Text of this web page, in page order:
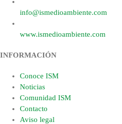
info@ismedioambiente.com
www.ismedioambiente.com
INFORMACIÓN
Conoce ISM
Noticias
Comunidad ISM
Contacto
Aviso legal